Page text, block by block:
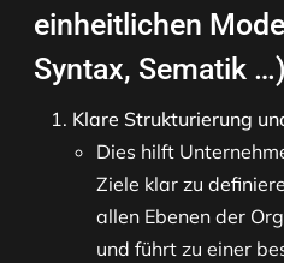
einheitlichen
Syntax, Sematik …)
Klare Strukturierung
Dies hilft
Ziele klar zu
allen Ebenen der
und führt zu einer